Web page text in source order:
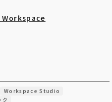
Workspace Studio